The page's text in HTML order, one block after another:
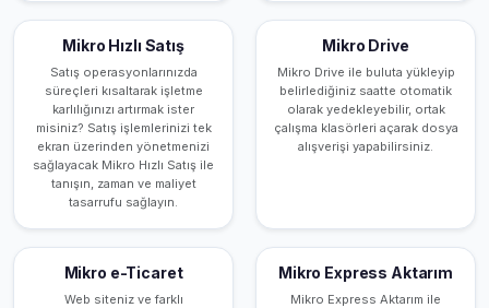
Mikro Hızlı Satış
Satış operasyonlarınızda
süreçleri kısaltarak işletme
karlılığınızı artırmak ister
misiniz? Satış işlemlerinizi tek
ekran üzerinden yönetmenizi
sağlayacak Mikro Hızlı Satış ile
tanışın, zaman ve maliyet
tasarrufu sağlayın.
Mikro Drive
Mikro Drive ile buluta yükleyip
belirlediğiniz saatte otomatik
olarak yedekleyebilir, ortak
çalışma klasörleri açarak dosya
alışverişi yapabilirsiniz.
Mikro e-Ticaret
Web siteniz ve farklı
Mikro Express Aktarım
Mikro Express Aktarım ile